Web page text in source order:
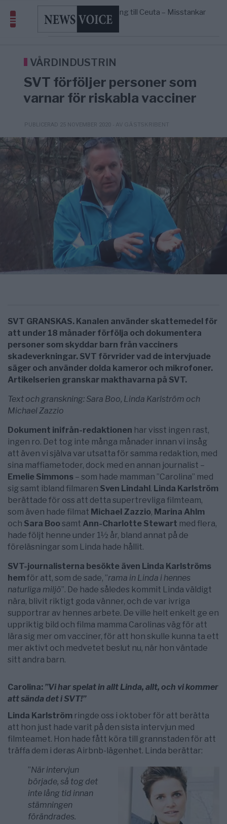
3/8
Massiv anstormning till Ceuta – Misstankar
om amerikansk påverkan
MIDDLE EAST
Pentagon: US Capacity to Fight Iran is
borde avgöra all utrikespolitik
VÅRDINDUSTRIN
SVT förföljer personer som
varnar för riskabla vacciner
PUBLICERAD 25 NOVEMBER 2020 - AV GÄSTSKRIBENT
SVT GRANSKAS. Kanalen använder skattemedel för
att under 18 månader förfölja och dokumentera
personer som skyddar barn från vacciners
skadeverkningar. SVT förvrider vad de intervjuade
säger och använder dolda kameror och mikrofoner.
Artikelserien granskar makthavarna på SVT.
Text och granskning: Sara Boo, Linda Karlström och
Michael Zazzio
Dokument inifrån-redaktionen har visst ingen rast,
ingen ro. Det tog inte många månader innan vi insåg
att även vi själva var utsatta för samma redaktion, med
sina maffiametoder, dock med en annan journalist –
Emelie Simmons – som hade mamman ”Carolina” med
sig samt ibland filmaren Sven Lindahl . Linda Karlström
berättade för oss att detta supertrevliga filmteam,
som även hade filmat Michael Zazzio, Marina Ahlm
och Sara Boosamt Ann-Charlotte Stewart med flera,
hade följt henne under 1½ år, bland annat på de
föreläsningar som Linda hade hållit.
SVT-journalisterna besökte även Linda Karlströms
hemför att, som de sade, ”rama in Linda i hennes
naturliga miljö”. De hade således kommit Linda väldigt
nära, blivit riktigt goda vänner, och de var ivriga
supportrar av hennes arbete. De ville helt enkelt ge en
uppriktig bild och filma mamma Carolinas väg för att
lära sig mer om vacciner, för att hon skulle kunna ta ett
mer aktivt och medvetet beslut nu, när hon väntade
sitt andra barn.
Carolina: ”Vi har spelat in allt Linda, allt, och vi kommer
att sända det i SVT!”
Linda Karlström ringde oss i oktober för att berätta
att hon just hade varit på den sista intervjun med
filmteamet. Hon hade fått köra till grannstaden för att
träffa dem i deras Airbnb-lägenhet. Linda berättar:
”När intervjun
började, så tog det
inte lång tid innan
stämningen
förändrades.